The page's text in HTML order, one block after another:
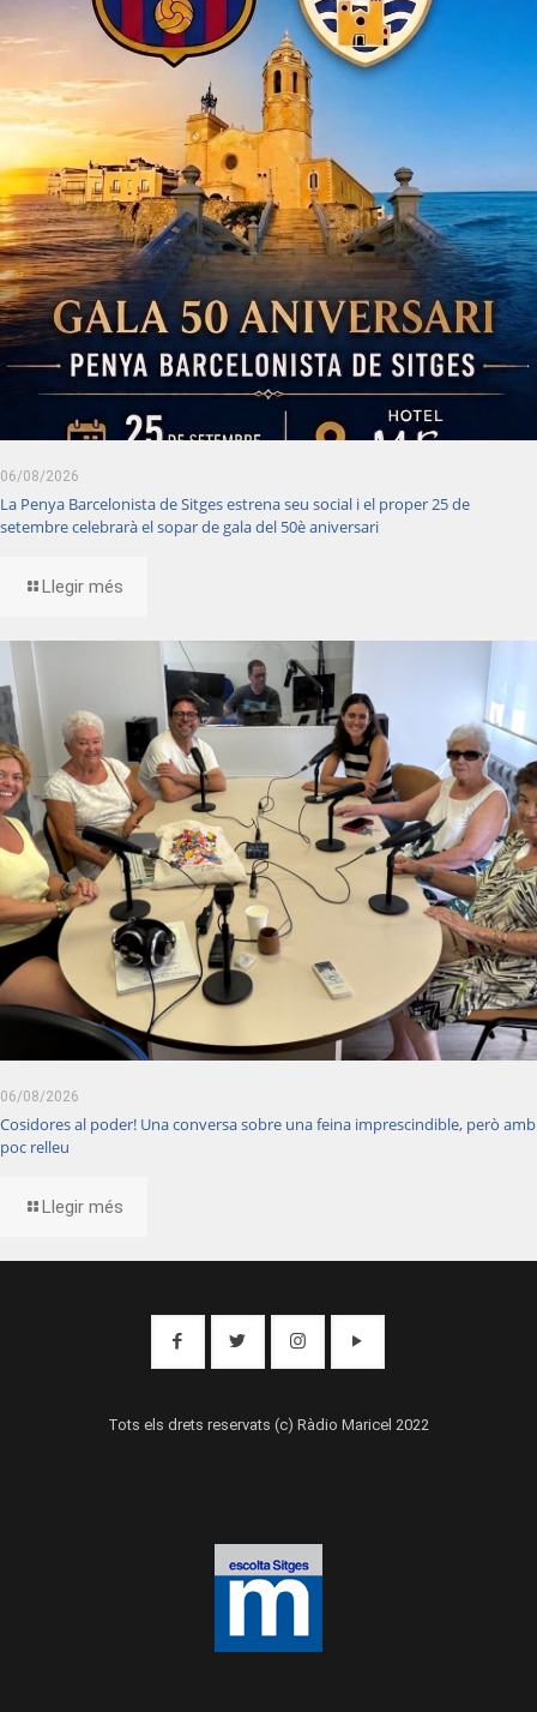
06/08/2026
La Penya Barcelonista de Sitges estrena seu social i el proper 25 de
setembre celebrarà el sopar de gala del 50è aniversari
Llegir més
06/08/2026
Cosidores al poder! Una conversa sobre una feina imprescindible, però amb
poc relleu
Llegir més
Tots els drets reservats (c) Ràdio Maricel 2022